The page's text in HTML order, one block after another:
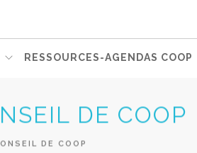
RESSOURCES-AGENDAS COOP
DE COOP
DE COOP